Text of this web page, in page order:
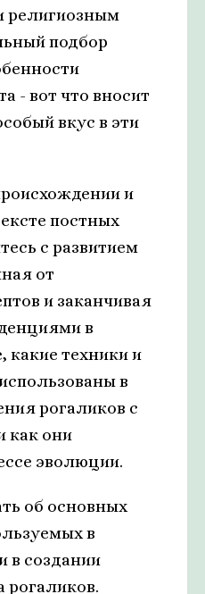
религиозным
подбор
- вот что вносит
вкус в эти
и
постных
с развитием
от
и заканчивая
в
какие техники и
в
рогаликов с
как они
эволюции.
об основных
в
в создании
рогаликов.